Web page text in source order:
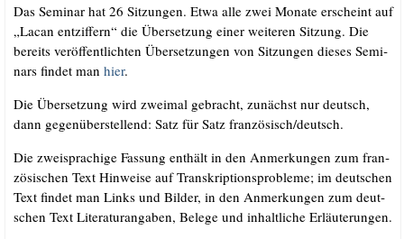
Das Semi­nar hat 26 Sit­zun­gen. Etwa alle zwei Mona­te erscheint auf
„Lacan ent­zif­fern“ die Über­set­zung einer wei­te­ren Sit­zung. Die
bereits ver­öf­fent­lich­ten Über­set­zun­gen von Sit­zun­gen die­ses Semi­
nars fin­det man hier.
Die Über­set­zung wird zwei­mal gebracht, zunächst nur deutsch,
dann gegen­über­stel­lend: Satz für Satz französisch/​deutsch.
Die zwei­spra­chi­ge Fas­sung ent­hält in den Anmer­kun­gen zum fran­
zö­si­schen Text Hin­wei­se auf Tran­skrip­ti­ons­pro­ble­me; im deut­schen
Text fin­det man Links und Bil­der, in den Anmer­kun­gen zum deut­
schen Text Lite­ra­tur­an­ga­ben, Bele­ge und inhalt­li­che Erläuterungen.